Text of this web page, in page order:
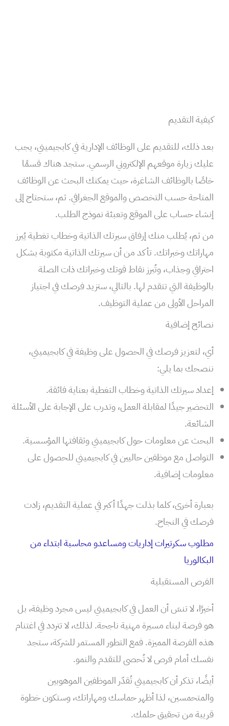
كيفية التقديم
بعد ذلك، للتقديم على الوظائف الإدارية في كابجيميني، يجب
عليك زيارة موقعهم الإلكتروني الرسمي. ستجد هناك قسمًا
خاصًا بالوظائف الشاغرة، حيث يمكنك البحث عن الوظائف
المتاحة حسب التخصص والموقع الجغرافي. ثم، ستحتاج إلى
إنشاء حساب على الموقع وتعبئة نموذج الطلب.
من ثم، يُطلب منك إرفاق سيرتك الذاتية وخطاب تغطية يُبرز
مهاراتك وخبراتك. تأكد من أن سيرتك الذاتية مكتوبة بشكل
احترافي وجذاب، وتُبرز نقاط قوتك وخبراتك ذات الصلة
بالوظيفة التي تتقدم لها. بالتالي، ستزيد فرصك في اجتياز
المراحل الأولى من عملية التوظيف.
نصائح إضافية
أي، لتعزيز فرصك في الحصول على وظيفة في كابجيميني،
ننصحك بما يلي:
إعداد سيرتك الذاتية وخطاب التغطية بعناية فائقة.
التحضير جيدًا لمقابلة العمل، وتدرب على الإجابة على الأسئلة
الشائعة.
البحث عن معلومات حول كابجيميني وثقافتها المؤسسية.
التواصل مع موظفين حاليين في كابجيميني للحصول على
معلومات إضافية.
بعبارة أخرى، كلما بذلت جهدًا أكبر في عملية التقديم، زادت
فرصك في النجاح.
مطلوب سكرتيرات إداريات ومساعدو محاسبة ابتداء من
البكالوريا
الفرص المستقبلية
أخيرًا، لا تنسَ أن العمل في كابجيميني ليس مجرد وظيفة، بل
هو فرصة لبناء مسيرة مهنية ناجحة. لذلك، لا تتردد في اغتنام
هذه الفرصة المميزة. فمع التطور المستمر للشركة، ستجد
نفسك أمام فرص لا تُحصى للتقدم والنمو.
أيضًا، تذكر أن كابجيميني تُقدّر الموظفين الموهوبين
والمتحمسين، لذا أظهر حماسك ومهاراتك، وستكون خطوة
قريبة من تحقيق حلمك.